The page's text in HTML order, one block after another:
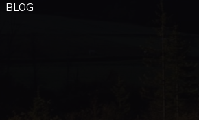
BLOG